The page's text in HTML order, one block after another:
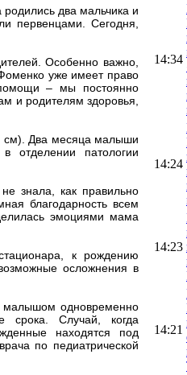
два мальчика и
первенцами. Сегодня,
Особенно важно,
уже имеет право
– мы постоянно
и родителям здоровья,
см). Два месяца малыши
отделении патологии
знала, как правильно
благодарность всем
эмоциями мама
к рождению
осложнения в
малышом одновременно
срока. Случай, когда
находятся под
по педиатрической
14:34
14:24
14:23
14:21